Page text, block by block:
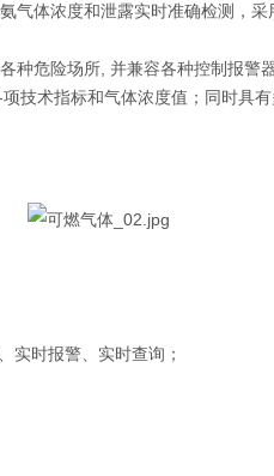
气体浓度和泄露实时准确检测，
种危险场所, 并兼容各种控制报警
技术指标和气体浓度值；同时具
实时报警、实时查询；